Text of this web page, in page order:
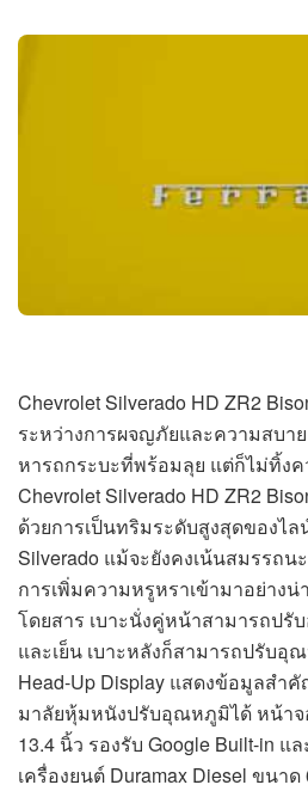
Chevrolet Silverado HD ZR2
ระหว่างการผจญภัยและความสบา
หารถกระบะที่พร้อมลุย แต่ก็ไม่ทิ้ง
Chevrolet Silverado HD ZR2
ด้วยการเป็นทริมระดับสูงสุดของไล
Silverado แม้จะยังคงเน้นสมรรถ
การเพิ่มความหรูหราเข้ามาอย่าง
โดยสาร เบาะนั่งคู่หน้าสามารถป
และเย็น เบาะหลังก็สามารถปรับอุ
Head-Up Display แสดงข้อมูลสำ
มาลัยหุ้มหนังปรับอุณหภูมิได้ หน้าจ
13.4 นิ้ว รองรับ Google Built-in
เครื่องยนต์ Duramax Diesel ขนา